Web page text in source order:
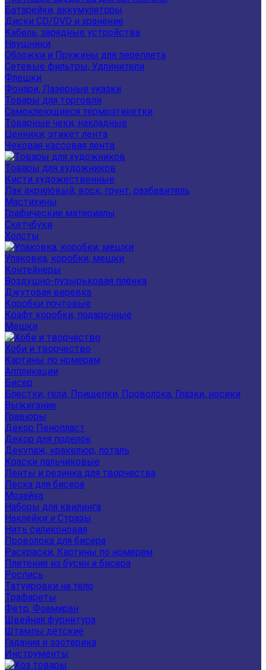
Батарейки, аккумуляторы
Диски CD/DVD и хранение
Кабель, зарядные устройства
Наушники
Обложки и Пружины для переплета
Сетевые фильтры, Удлинители
Флешки
Фонари, Лазерные указки
Товары для торговли
Самоклеющиеся термоэтикетки
Товарные чеки, накладные
Ценники, этикет лента
Чековая кассовая лента
Товары для художников
Кисти художественные
Лак акриловый, воск, грунт, разбавитель
Мастихины
Графические материалы
Скетчбуки
Холсты
Упаковка, коробки, мешки
Контейнеры
Воздушно-пузырьковая плёнка
Джутовая веревка
Коробки почтовые
Крафт коробки, подарочные
Мешки
Хоби и творчество
Картины по номерам
Аппликации
Бисер
Блестки, гели, Прищепки, Проволока, Глазки, носики
Выжигание
Гравюры
Декор Пенопласт
Декор для поделок
Декупаж, кракелюр, поталь
Краски пальчиковые
Ленты и резинка для творчества
Леска для бисера
Мозайка
Наборы для квилинга
Наклейки и Стразы
Нить силиконовая
Проволока для бисера
Раскраски, Картины по номерам
Плетение из бусин и бисера
Роспись
Татуировки на тело
Трафареты
Фетр, Фоамиран
Швейная фурнитура
Штампы детские
Гадания и эзотерика
Инструменты